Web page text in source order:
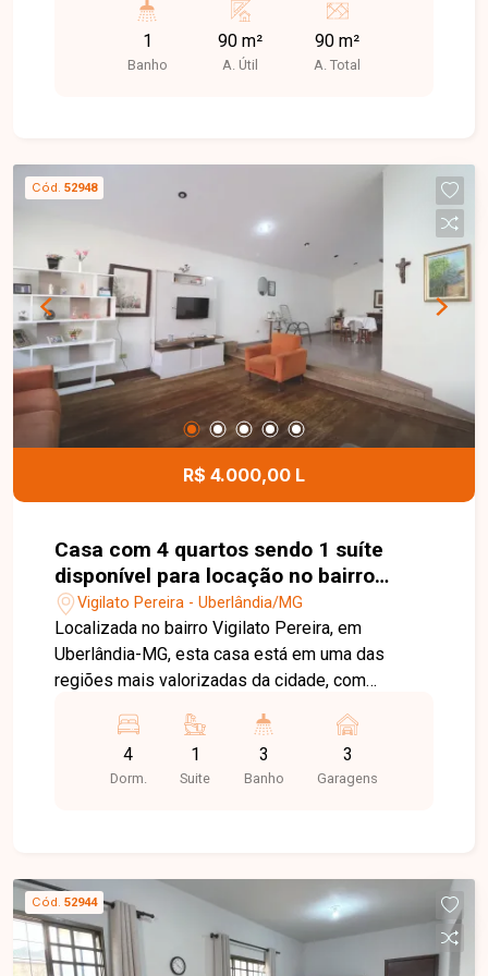
1
Banho
90 m²
A. Útil
90 m²
A. Total
Cód. 52948
R$ 4.000,00 L
Casa com 4 quartos sendo 1 suíte
disponível para locação no bairro
Vigilato Pereira em Uberlândia-MG.
Vigilato Pereira - Uberlândia/MG
Localizada no bairro Vigilato Pereira, em
Uberlândia-MG, esta casa está em uma das
regiões mais valorizadas da cidade, com
principais vias e proximidade com
supermercados, escolas, farmácias, restaurantes
e diversos comércios e serviços, proporcionando
sala ampla em 02 ambientes, sala de TV, 04
quartos, sendo 01 suíte e 03 deles com armários
planejados, banheiro social, cozinha com
armários, área de serviço, despensa, banheiro
4
Dorm.
1
Suite
3
Banho
3
Garagens
Cód. 52944